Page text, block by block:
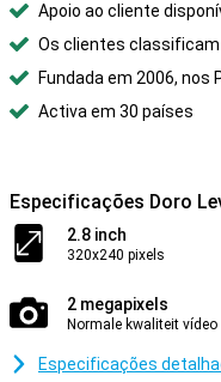
Apoio ao cliente
Os clientes
Fundada em 2006, nos
Activa em 30 países
Especificações Doro
2.8 inch
320x240 pixels
2 megapixels
Normale kwaliteit vídeo
Especificações